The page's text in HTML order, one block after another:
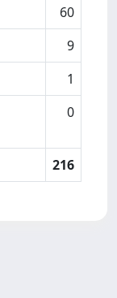
60
9
1
0
216